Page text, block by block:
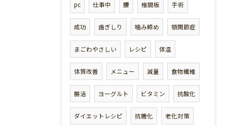
pc 仕事中 腰 椎間板 手術
成功 歯ぎしり 噛み締め 顎関節症
まごわやさしい レシピ 体温
体質改善 メニュー 減量 食物繊維
腸活 ヨーグルト ビタミン 抗酸化
ダイエットレシピ 抗糖化 老化対策